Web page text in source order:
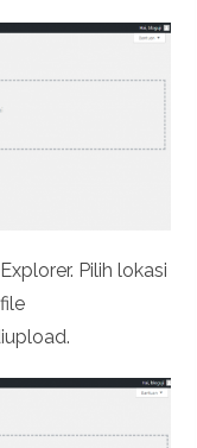
Pilih lokasi